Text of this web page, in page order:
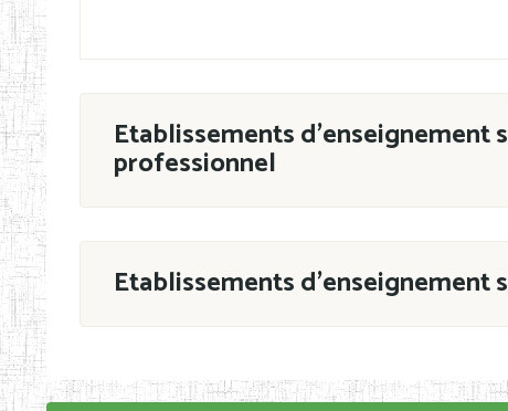
Etablissements d'enseignement
professionnel
ESTP
Etablissements d'enseignement
En application de la Décision N°90/11/